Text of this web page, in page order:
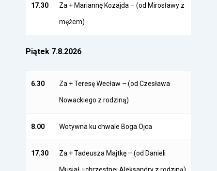
17.30 Za + Mariannę Kozajda – (od Mirosławy z
mężem)
Piątek 7.8.2026
6.30 Za + Teresę Wecław – (od Czesława
Nowackiego z rodziną)
8.00 Wotywna ku chwale Boga Ojca
17.30 Za + Tadeusza Majtkę – (od Danieli